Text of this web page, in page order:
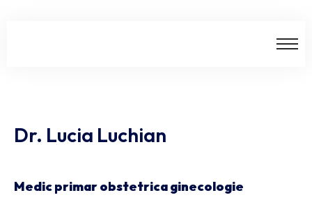
Dr. Lucia Luchian
Medic primar obstetrica ginecologie